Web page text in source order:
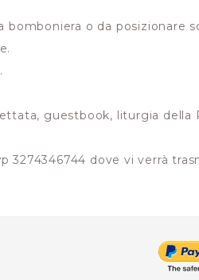
o da posizionare
guestbook, liturgia della
dove vi verrà